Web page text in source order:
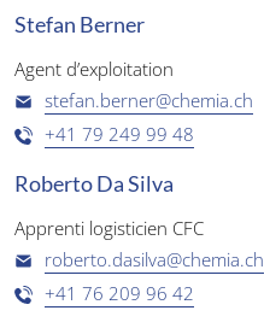
Stefan Berner
Agent d’exploitation
stefan.berner@chemia.ch
+41 79 249 99 48
Roberto Da Silva
Apprenti logisticien CFC
roberto.dasilva@chemia.ch
+41 76 209 96 42